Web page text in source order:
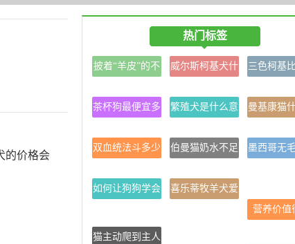
的价格会
热门标签
披着“羊皮”的不
威尔斯柯基犬什
三色柯基
茶杯狗最便宜多
繁殖犬是什么意
曼基康猫
双血统法斗多少
伯曼猫奶水不足
墨西哥无
如何让狗狗学会
喜乐蒂牧羊犬爱
营养价值
猫主动爬到主人